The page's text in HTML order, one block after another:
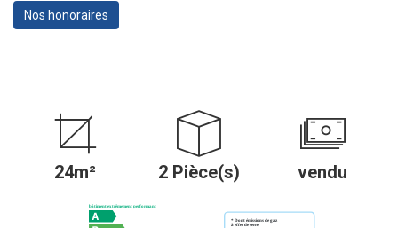
Nos honoraires
24m² 2 Pièce(s) vendu